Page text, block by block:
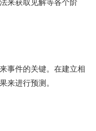
来获取见解等各个阶
事件的关键。在建立相
来进行预测。